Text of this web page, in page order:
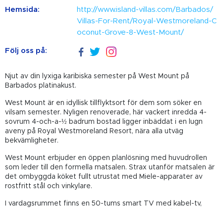
Hemsida:
http://www.island-villas.com/Barbados/
Villas-For-Rent/Royal-Westmoreland-C
oconut-Grove-8-West-Mount/
Följ oss på:
Njut av din lyxiga karibiska semester på West Mount på
Barbados platinakust.
West Mount är en idyllisk tillflyktsort för dem som söker en
vilsam semester. Nyligen renoverade, här vackert inredda 4-
sovrum 4-och-a-½ badrum bostad ligger inbäddat i en lugn
aveny på Royal Westmoreland Resort, nära alla utväg
bekvämligheter.
West Mount erbjuder en öppen planlösning med huvudrollen
som leder till den formella matsalen. Strax utanför matsalen är
det ombyggda köket fullt utrustat med Miele-apparater av
rostfritt stål och vinkylare.
I vardagsrummet finns en 50-tums smart TV med kabel-tv,